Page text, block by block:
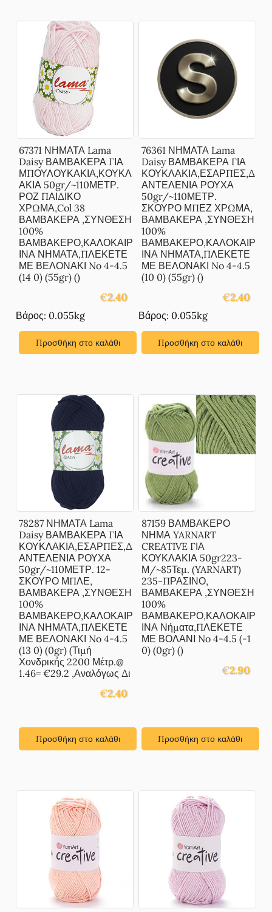
67371 ΝΗΜΑΤΑ Lama
Daisy ΒΑΜΒΑΚΕΡΑ ΓΙΑ
ΜΠΟΥΛΟΥΚΑΚΙΑ,ΚΟΥΚΛ
ΑΚΙΑ 50gr/~110ΜΕΤΡ.
ΡΟΖ ΠΑΙΔΙΚΟ
ΧΡΩΜΑ,Col 38
ΒΑΜΒΑΚΕΡΑ ,ΣΥΝΘΕΣΗ
100%
ΒΑΜΒΑΚΕΡΟ,ΚΑΛΟΚΑΙΡ
ΙΝΑ ΝΗΜΑΤΑ,ΠΛΕΚΕΤΕ
ΜΕ ΒΕΛΟΝΑΚΙ No 4-4.5
(14 0) (55gr) ()
€2.40
Βάρος: 0.055kg
Προσθήκη στο καλάθι
76361 ΝΗΜΑΤΑ Lama
Daisy ΒΑΜΒΑΚΕΡΑ ΓΙΑ
ΚΟΥΚΛΑΚΙΑ,ΕΣΑΡΠΕΣ,Δ
ΑΝΤΕΛΕΝΙΑ ΡΟΥΧΑ
50gr/~110ΜΕΤΡ.
ΣΚΟΥΡΟ ΜΠΕΖ ΧΡΩΜΑ,
ΒΑΜΒΑΚΕΡΑ ,ΣΥΝΘΕΣΗ
100%
ΒΑΜΒΑΚΕΡΟ,ΚΑΛΟΚΑΙΡ
ΙΝΑ ΝΗΜΑΤΑ,ΠΛΕΚΕΤΕ
ΜΕ ΒΕΛΟΝΑΚΙ No 4-4.5
(10 0) (55gr) ()
€2.40
Βάρος: 0.055kg
Προσθήκη στο καλάθι
78287 ΝΗΜΑΤΑ Lama
Daisy ΒΑΜΒΑΚΕΡΑ ΓΙΑ
ΚΟΥΚΛΑΚΙΑ,ΕΣΑΡΠΕΣ,Δ
ΑΝΤΕΛΕΝΙΑ ΡΟΥΧΑ
50gr/~110ΜΕΤΡ. 12-
ΣΚΟΥΡΟ ΜΠΛΕ,
ΒΑΜΒΑΚΕΡΑ ,ΣΥΝΘΕΣΗ
100%
ΒΑΜΒΑΚΕΡΟ,ΚΑΛΟΚΑΙΡ
ΙΝΑ ΝΗΜΑΤΑ,ΠΛΕΚΕΤΕ
ΜΕ ΒΕΛΟΝΑΚΙ No 4-4.5
(13 0) (0gr) (Τιμή
Χονδρικής 2200 Μέτρ.@
1.46= €29.2 ,Αναλόγως Δι
€2.40
Προσθήκη στο καλάθι
87159 ΒΑΜΒΑΚΕΡΟ
ΝΗΜΑ YARNART
CREATIVE ΓΙΑ
ΚΟΥΚΛΑΚΙΑ 50gr223-
Μ/~85Τεμ. (YARNART)
235-ΠΡΑΣΙΝΟ,
ΒΑΜΒΑΚΕΡΑ ,ΣΥΝΘΕΣΗ
100%
ΒΑΜΒΑΚΕΡΟ,ΚΑΛΟΚΑΙΡ
ΙΝΑ Νήματα,ΠΛΕΚΕΤΕ
ΜΕ ΒΟΛΑΝΙ No 4-4.5 (-1
0) (0gr) ()
€2.90
Προσθήκη στο καλάθι